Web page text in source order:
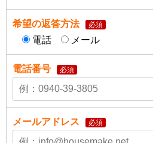
希望の返答方法 必須
電話 メール
電話番号 必須
メールアドレス 必須